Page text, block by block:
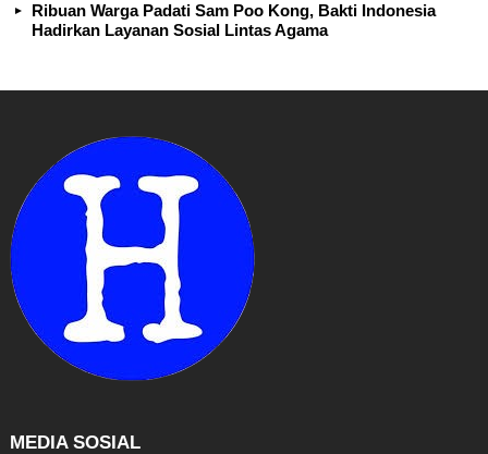
Ribuan Warga Padati Sam Poo Kong, Bakti Indonesia
Hadirkan Layanan Sosial Lintas Agama
MEDIA SOSIAL